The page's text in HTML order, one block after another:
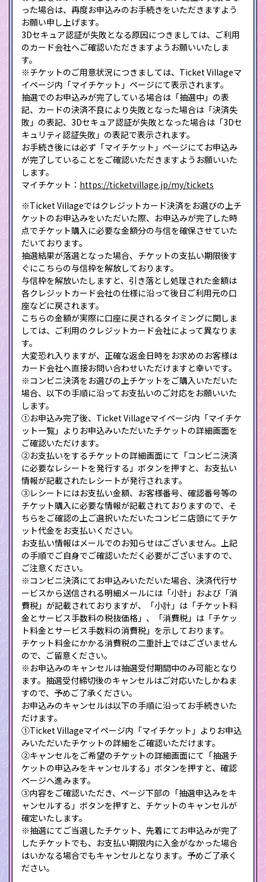
った場合は、再度お申込みのお手続きをいただきますよう
お願い申し上げます。
3Dセキュア認証が失敗となる原因につきましては、ご利用
のカード会社へご確認いただきますようお願いいたしま
す。
※チケットのご用意状況につきましては、Ticket Villageマ
イページ内「マイチケット」ページにて表示されます。
抽選でのお申込みが完了している場合は「抽選中」の表
記、カードの決済不良により失敗となった場合は「決済失
敗」の表記、3Dセキュア認証が失敗となった場合は「3Dセ
キュリティ認証失敗」の表記で表示されます。
お手続き後には必ず「マイチケット」ページにてお申込み
が完了していることをご確認いただきますようお願いいた
します。
マイチケット： https://ticketvillage.jp/my/tickets
※Ticket Villageではクレジットカード決済をお選びの上チ
ケットのお申込みをいただいた際、お申込みが完了した時
点でチケット購入に必要な金額分の与信を確保させていた
だいております。
抽選結果が落選となった場合、チケットの支払い期限後す
ぐにこちらの与信枠を解放しております。
与信枠を解放いたしますと、引き落とし処理された金額は
各クレジットカード会社の仕様に沿って後日ご利用元の口
座などに戻されます。
こちらの金額が実際に口座に戻されるタイミングに関しま
しては、ご利用のクレジットカード会社によって異なりま
す。
大変恐れ入りますが、正確な返金日時をお求めのお客様は
カード会社へ直接お問い合わせいただけますと幸いです。
※コンビニ決済をお選びの上チケットをご購入いただいた
場合、以下の手順に沿ってお支払いのご対応をお願いいた
します。
①お申込み完了後、Ticket Villageマイページ内「マイチケ
ット一覧」よりお申込みいただいたチケットの詳細画面を
ご確認いただけます。
②お支払いをするチケットの詳細画面にて「コンビニ決済
に必要なレシートを発行する」ボタンを押すと、お支払い
情報が記載されたレシートが発行されます。
③レシートにはお支払い金額、お客様番号、確認番号等の
チケット購入に必要な情報が記載されておりますので、そ
ちらをご確認の上ご選択いただいたコンビニ店頭にてチケ
ット代金をお支払いください。
お支払い情報はメールでのお知らせはございません。上記
の手順でご自身でご確認いただく必要がございますので、
ご注意ください。
※コンビニ決済にてお申込みいただいた場合、決済代行サ
ービスから送信される明細メールには「小計」および「消
費税」が記載されておりますが、「小計」は「チケット料
金とサービス手数料の税抜価格」、「消費税」は「チケッ
ト料金とサービス手数料の消費税」を示しております。
チケット料金にかかる消費税の二重計上ではございません
ので、ご留意ください。
※お申込みのキャンセルは抽選受付期間中のみ可能となり
ます。抽選受付締切後のキャンセルはご対応いたしかねま
すので、予めご了承ください。
お申込みのキャンセルは以下の手順に沿ってお手続きいた
だけます。
①Ticket Villageマイページ内「マイチケット」よりお申込
みいただいたチケットの詳細をご確認いただけます。
②キャンセルをご希望のチケットの詳細画面にて「抽選チ
ケットの申込みをキャンセルする」ボタンを押すと、確認
ページへ進みます。
③内容をご確認いただき、ページ下部の「抽選申込みをキ
ャンセルする」ボタンを押すと、チケットのキャンセルが
確定いたします。
※抽選にてご当選したチケット、先着にてお申込みが完了
したチケットでも、お支払い期限内に入金がなかった場合
はいかなる場合でもキャンセルとなります。予めご了承く
ださい。